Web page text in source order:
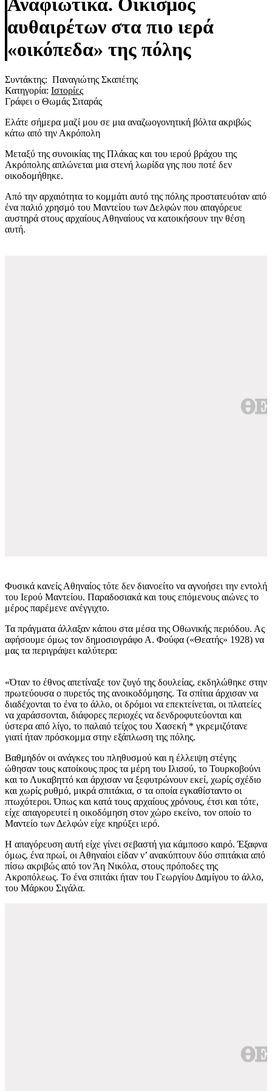
Αναφιώτικα. Οικισμός
αυθαιρέτων στα πιο ιερά
«οικόπεδα» της πόλης
Συντάκτης: Παναγιώτης Σκαπέτης
Κατηγορία: Ιστορίες
Γράφει ο Θωμάς Σιταράς
Ελάτε σήμερα μαζί μου σε μια αναζωογονητική βόλτα ακριβώς
κάτω από την Ακρόπολη
Μεταξύ της συνοικίας της Πλάκας και του ιερού βράχου της
Ακρόπολης απλώνεται μια στενή λωρίδα γης που ποτέ δεν
οικοδομήθηκε.
Από την αρχαιότητα το κομμάτι αυτό της πόλης προστατευόταν από
ένα παλιό χρησμό του Μαντείου των Δελφών που απαγόρευε
αυστηρά στους αρχαίους Αθηναίους να κατοικήσουν την θέση
αυτή.
Φυσικά κανείς Αθηναίος τότε δεν διανοείτο να αγνοήσει την εντολή
του Ιερού Μαντείου. Παραδοσιακά και τους επόμενους αιώνες το
μέρος παρέμενε ανέγγιχτο.
Τα πράγματα άλλαξαν κάπου στα μέσα της Οθωνικής περιόδου. Ας
αφήσουμε όμως τον δημοσιογράφο Α. Φούφα («Θεατής» 1928) να
μας τα περιγράψει καλύτερα:
«Όταν το έθνος απετίναξε τον ζυγό της δουλείας, εκδηλώθηκε στην
πρωτεύουσα ο πυρετός της ανοικοδόμησης. Τα σπίτια άρχισαν να
διαδέχονται το ένα το άλλο, οι δρόμοι να επεκτείνεται, οι πλατείες
να χαράσσονται, διάφορες περιοχές να δενδροφυτεύονται και
ύστερα από λίγο, το παλαιό τείχος του Χασεκή * γκρεμιζότανε
γιατί ήταν πρόσκομμα στην εξάπλωση της πόλης.
Βαθμηδόν οι ανάγκες του πληθυσμού και η έλλειψη στέγης
ώθησαν τους κατοίκους προς τα μέρη του Ιλισού, το Τουρκοβούνι
και το Λυκαβηττό και άρχισαν να ξεφυτρώνουν εκεί, χωρίς σχέδιο
και χωρίς ρυθμό, μικρά σπιτάκια, σ τα οποία εγκαθίσταντο οι
πτωχότεροι. Όπως και κατά τους αρχαίους χρόνους, έτσι και τότε,
είχε απαγορευτεί η οικοδόμηση στον χώρο εκείνο, τον οποίο το
Μαντείο των Δελφών είχε κηρύξει ιερό.
Η απαγόρευση αυτή είχε γίνει σεβαστή για κάμποσο καιρό. Έξαφνα
όμως, ένα πρωί, οι Αθηναίοι είδαν ν’ ανακύπτουν δύο σπιτάκια από
πίσω ακριβώς από τον Άη Νικόλα, στους πρόποδες της
Ακροπόλεως. Το ένα σπιτάκι ήταν του Γεωργίου Δαμίγου το άλλο,
του Μάρκου Σιγάλα.